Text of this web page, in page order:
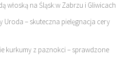
włoską na Śląsk:w Zabrzu i Gliwicach
Uroda – skuteczna pielęgnacja cery
kurkumy z paznokci – sprawdzone